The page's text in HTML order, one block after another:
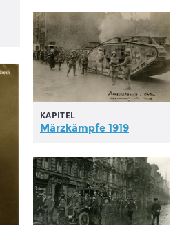
KAPITEL
Märzkämpfe 1919